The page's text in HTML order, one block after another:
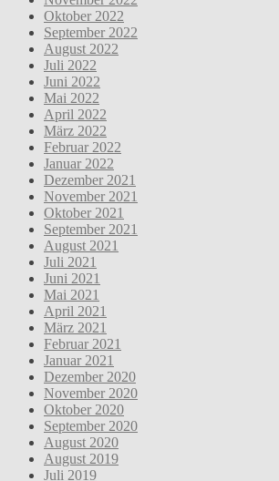
Oktober 2022
September 2022
August 2022
Juli 2022
Juni 2022
Mai 2022
April 2022
März 2022
Februar 2022
Januar 2022
Dezember 2021
November 2021
Oktober 2021
September 2021
August 2021
Juli 2021
Juni 2021
Mai 2021
April 2021
März 2021
Februar 2021
Januar 2021
Dezember 2020
November 2020
Oktober 2020
September 2020
August 2020
August 2019
Juli 2019